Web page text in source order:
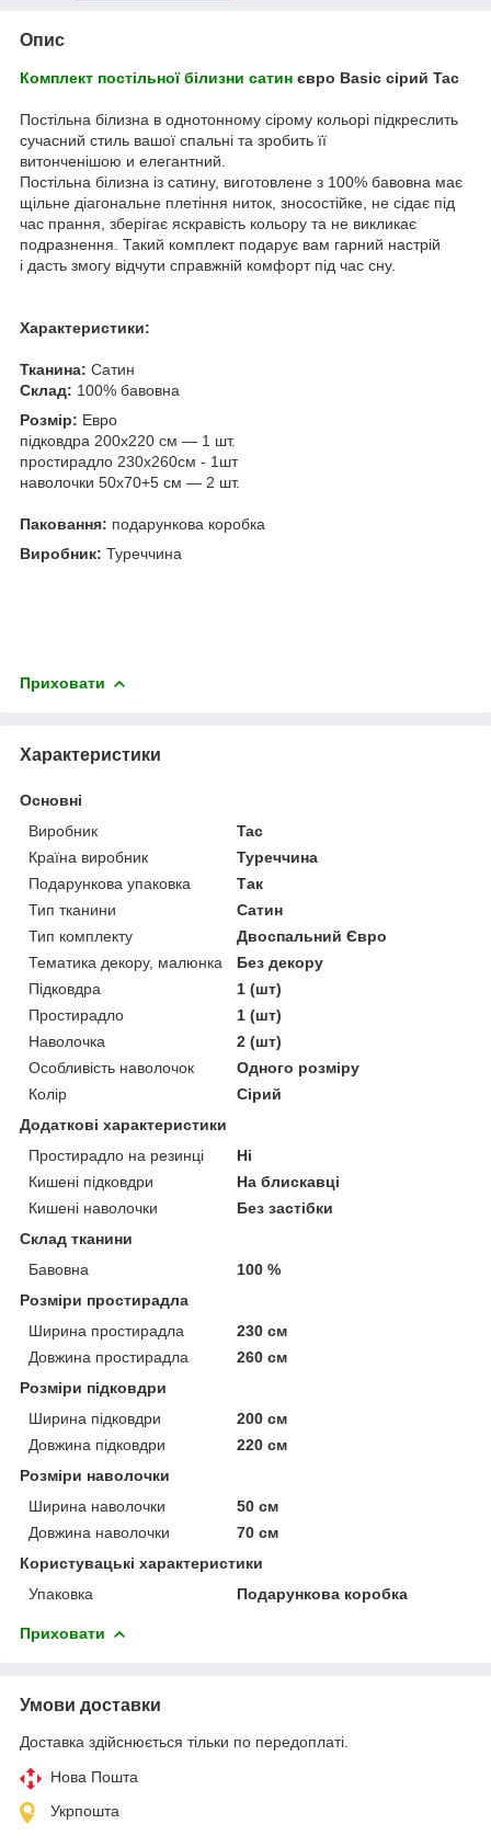
Опис
Комплект постільної білизни сатин євро Basic сірий Tac
Постільна білизна в однотонному сірому кольорі підкреслить
сучасний стиль вашої спальні та зробить її
витонченішою и елегантний.
Постільна білизна із сатину, виготовлене з 100% бавовна має
щільне діагональне плетіння ниток, зносостійке, не сідає під
час прання, зберігає яскравість кольору та не викликає
подразнення. Такий комплект подарує вам гарний настрій
і дасть змогу відчути справжній комфорт під час сну.
Характеристики:
Тканина: Сатин
Склад: 100% бавовна
Розмір: Евро
підковдра 200х220 см — 1 шт.
простирадло 230х260см - 1шт
наволочки 50х70+5 см — 2 шт.
Паковання: подарункова коробка
Виробник: Туреччина
Приховати
Характеристики
Основні
Виробник
Tac
Країна виробник
Туреччина
Подарункова упаковка
Так
Тип тканини
Сатин
Тип комплекту
Двоспальний Євро
Тематика декору, малюнка
Без декору
Підковдра
1 (шт)
Простирадло
1 (шт)
Наволочка
2 (шт)
Особливість наволочок
Одного розміру
Колір
Сірий
Додаткові характеристики
Простирадло на резинці
Ні
Кишені підковдри
На блискавці
Кишені наволочки
Без застібки
Склад тканини
Бавовна
100 %
Розміри простирадла
Ширина простирадла
230 см
Довжина простирадла
260 см
Розміри підковдри
Ширина підковдри
200 см
Довжина підковдри
220 см
Розміри наволочки
Ширина наволочки
50 см
Довжина наволочки
70 см
Користувацькі характеристики
Упаковка
Подарункова коробка
Приховати
Умови доставки
Доставка здійснюється тільки по передоплаті.
Нова Пошта
Укрпошта